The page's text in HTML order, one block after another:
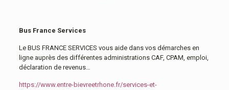
Bus France Services
Le BUS FRANCE SERVICES vous aide dans vos démarches en
ligne auprès des différentes administrations CAF, CPAM, emploi,
déclaration de revenus…
https://www.entre-bievreetrhone.fr/services-et-